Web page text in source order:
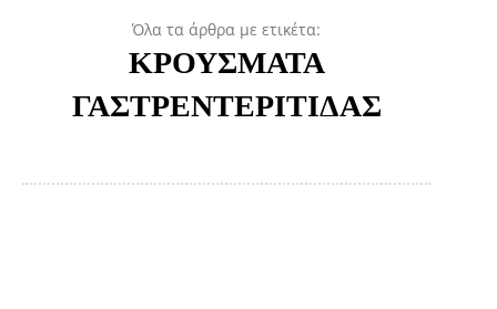
Όλα τα άρθρα με ετικέτα:
ΚΡΟΥΣΜΑΤΑ
ΓΑΣΤΡΕΝΤΕΡΙΤΙΔΑΣ